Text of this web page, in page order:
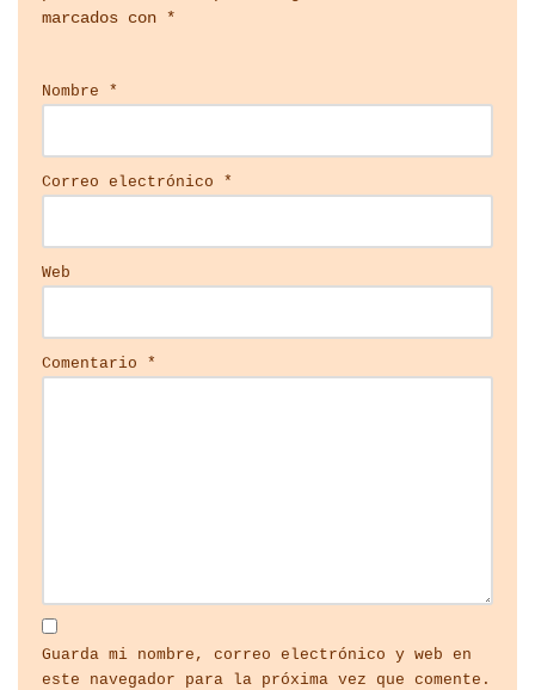
marcados con *
Nombre *
Correo electrónico *
Web
Comentario *
Guarda mi nombre, correo electrónico y web en
este navegador para la próxima vez que comente.